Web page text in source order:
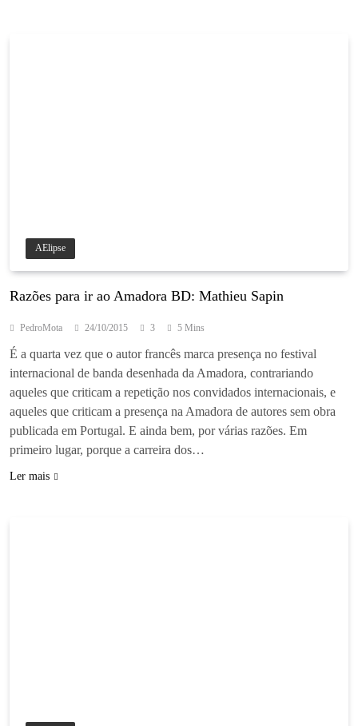
AElipse
Razões para ir ao Amadora BD: Mathieu Sapin
PedroMota 24/10/2015 3 5 Mins
É a quarta vez que o autor francês marca presença no festival
internacional de banda desenhada da Amadora, contrariando
aqueles que criticam a repetição nos convidados internacionais, e
aqueles que criticam a presença na Amadora de autores sem obra
publicada em Portugal. E ainda bem, por várias razões. Em
primeiro lugar, porque a carreira dos…
Ler mais